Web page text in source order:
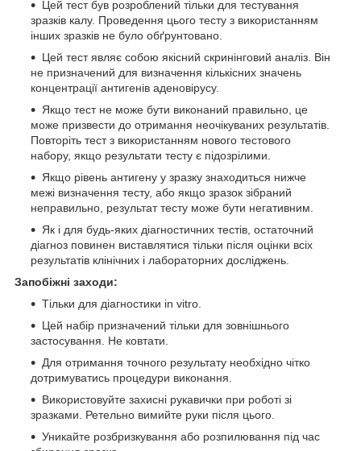
Цей тест був розроблений тільки для тестування
зразків калу. Проведення цього тесту з використанням
інших зразків не було обґрунтовано.
Цей тест являє собою якісний скринінговий аналіз. Він
не призначений для визначення кількісних значень
концентрації антигенів аденовірусу.
Якщо тест не може бути виконаний правильно, це
може призвести до отримання неочікуваних результатів.
Повторіть тест з використанням нового тестового
набору, якщо результати тесту є підозрілими.
Якщо рівень антигену у зразку знаходиться нижче
межі визначення тесту, або якщо зразок зібраний
неправильно, результат тесту може бути негативним.
Як і для будь-яких діагностичних тестів, остаточний
діагноз повинен виставлятися тільки після оцінки всіх
результатів клінічних і лабораторних досліджень.
Запобіжні заходи:
Тільки для діагностики in vitro.
Цей набір призначений тільки для зовнішнього
застосування. Не ковтати.
Для отримання точного результату необхідно чітко
дотримуватись процедури виконання.
Використовуйте захисні рукавички при роботі зі
зразками. Ретельно вимийте руки після цього.
Уникайте розбризкування або розпилювання під час